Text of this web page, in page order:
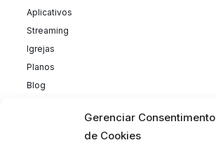
Gerenciar Consentimento
de Cookies
Aplicativos
Streaming
Igrejas
Planos
Blog
Atendimento comercial